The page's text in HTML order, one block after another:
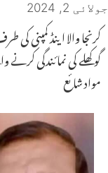
جولائی 2, 2024
کرنجا والا اینڈ
گوکھلے کی نمائندگی
مواد شائع